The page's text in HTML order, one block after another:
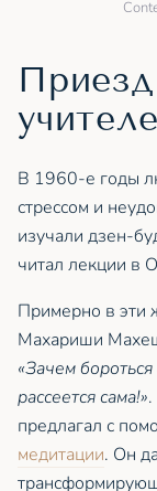
В 1960-е годы
стрессом и
изучали дзен-
читал лекции в
Примерно в эти
Махариши
«Зачем
рассеется сама!»
предлагал с
медитации. Он